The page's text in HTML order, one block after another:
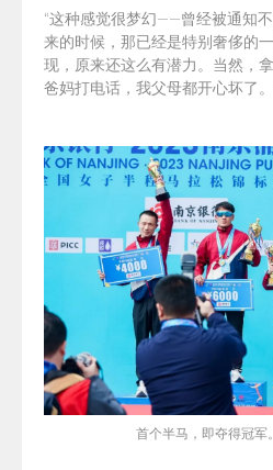
“这种感觉很梦幻——曾经被通知
来的时候，那已经是特别奢侈的
现，原来还这么有潜力。当然，
爸妈打电话，我父母都开心坏了。
首个半马，即夺得冠军